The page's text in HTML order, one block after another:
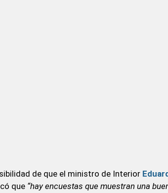
de que el ministro de Interior
que “hay encuestas que muestran una